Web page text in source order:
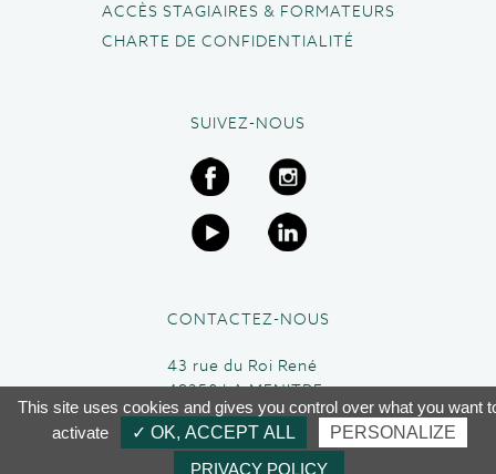
ACCÈS STAGIAIRES & FORMATEURS
CHARTE DE CONFIDENTIALITÉ
SUIVEZ-NOUS
CONTACTEZ-NOUS
43 rue du Roi René
49250 LA MENITRE
02 41 45 63 95
This site uses cookies and gives you control over what you want
activate
✓ OK, ACCEPT ALL
PERSONALIZE
PRIVACY POLICY